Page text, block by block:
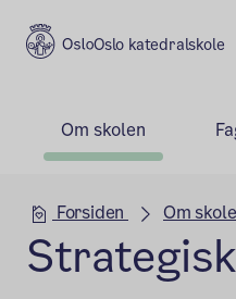
Oslo katedralskole
Om skolen
Forsiden Om